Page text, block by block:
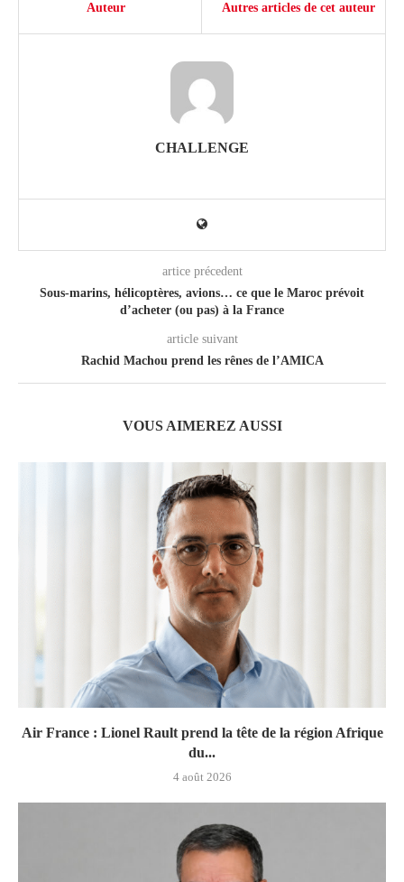
Auteur Autres articles de cet auteur
CHALLENGE
artice précedent
Sous-marins, hélicoptères, avions… ce que le Maroc prévoit
d’acheter (ou pas) à la France
article suivant
Rachid Machou prend les rênes de l’AMICA
VOUS AIMEREZ AUSSI
Air France : Lionel Rault prend la tête de la région Afrique
du...
4 août 2026